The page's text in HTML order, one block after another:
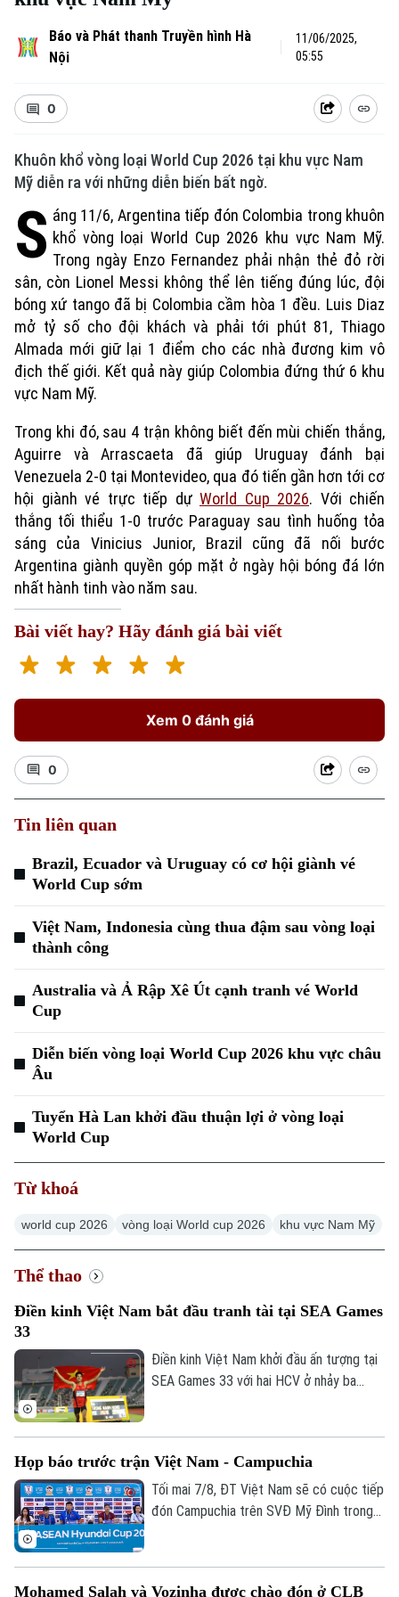
Xu hướng
Chuyên mục
Báo và Phát thanh Truyền hình Hà
Nội
11/06/2025,
05:55
0
Khuôn khổ vòng loại World Cup 2026 tại khu vực Nam
Mỹ diễn ra với những diễn biến bất ngờ.
S áng 11/6, Argentina tiếp đón Colombia trong khuôn
khổ vòng loại World Cup 2026 khu vực Nam Mỹ.
Trong ngày Enzo Fernandez phải nhận thẻ đỏ rời
sân, còn Lionel Messi không thể lên tiếng đúng lúc, đội
bóng xứ tango đã bị Colombia cầm hòa 1 đều. Luis Diaz
mở tỷ số cho đội khách và phải tới phút 81, Thiago
Almada mới giữ lại 1 điểm cho các nhà đương kim vô
địch thế giới. Kết quả này giúp Colombia đứng thứ 6 khu
vực Nam Mỹ.
Trong khi đó, sau 4 trận không biết đến mùi chiến thắng,
Aguirre và Arrascaeta đã giúp Uruguay đánh bại
Venezuela 2-0 tại Montevideo, qua đó tiến gần hơn tới cơ
hội giành vé trực tiếp dự World Cup 2026. Với chiến
thắng tối thiểu 1-0 trước Paraguay sau tình huống tỏa
sáng của Vinicius Junior, Brazil cũng đã nối bước
Argentina giành quyền góp mặt ở ngày hội bóng đá lớn
nhất hành tinh vào năm sau.
Bài viết hay? Hãy đánh giá bài viết
Xem 0 đánh giá
0
Tin liên quan
Brazil, Ecuador và Uruguay có cơ hội giành vé
World Cup sớm
Việt Nam, Indonesia cùng thua đậm sau vòng loại
thành công
Australia và Ả Rập Xê Út cạnh tranh vé World
Cup
Diễn biến vòng loại World Cup 2026 khu vực châu
Âu
Tuyển Hà Lan khởi đầu thuận lợi ở vòng loại
World Cup
Từ khoá
world cup 2026 vòng loại World cup 2026 khu vực Nam Mỹ
Thể thao
Điền kinh Việt Nam bắt đầu tranh tài tại SEA Games
33
Điền kinh Việt Nam khởi đầu ấn tượng tại
SEA Games 33 với hai HCV ở nhảy ba
Họp báo trước trận Việt Nam - Campuchia
Tối mai 7/8, ĐT Việt Nam sẽ có cuộc tiếp
đón Campuchia trên SVĐ Mỹ Đình trong
Mohamed Salah và Vozinha được chào đón ở CLB